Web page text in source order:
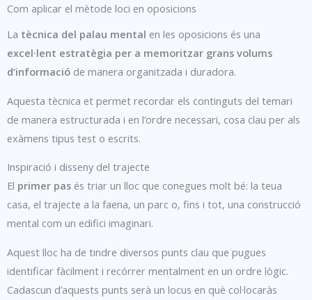
Com aplicar el mètode loci en oposicions
La tècnica del palau mental en les oposicions és una
excel·lent estratègia per a memoritzar grans volums
d’informació de manera organitzada i duradora.
Aquesta tècnica et permet recordar els continguts del temari
de manera estructurada i en l’ordre necessari, cosa clau per als
exàmens tipus test o escrits.
Inspiració i disseny del trajecte
El primer pas és triar un lloc que conegues molt bé: la teua
casa, el trajecte a la faena, un parc o, fins i tot, una construcció
mental com un edifici imaginari.
Aquest lloc ha de tindre diversos punts clau que pugues
identificar fàcilment i recórrer mentalment en un ordre lògic.
Cadascun d’aquests punts serà un locus en què col·locaràs